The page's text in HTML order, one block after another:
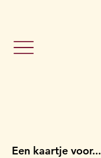
Een kaartje voor...